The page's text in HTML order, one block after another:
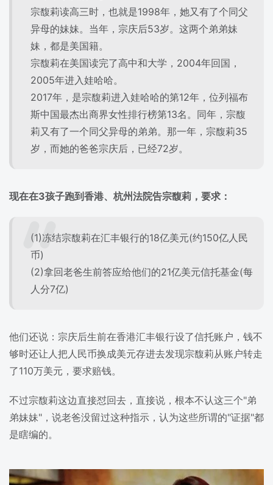
宗馥莉读高三时，也就是1998年，她又有了个同父
异母的妹妹。当年，宗庆后53岁。这两个弟弟妹
妹，都是美国籍。
宗馥莉在美国读完了高中和大学，2004年回国，
2005年进入娃哈哈。
2017年，是宗馥莉进入娃哈哈的第12年，位列福布
斯中国最杰出商界女性排行榜第13名。同年，宗馥
莉又有了一个同父异母的弟弟。那一年，宗馥莉35
岁，而她的爸爸宗庆后，已经72岁。
现在在3孩子跑到香港、杭州法院告宗馥莉，要求：
(1)冻结宗馥莉在汇丰银行的18亿美元(约150亿人民
币)
(2)拿回老爸生前答应给他们的21亿美元信托基金(每
人分7亿)
他们还说：宗庆后生前在香港汇丰银行设了信托账户，钱不
够时还让人把人民币换成美元存进去发现宗馥莉从账户转走
了110万美元，要求赔钱。
不过宗馥莉这边直接怼回去，直接说，根本不认这三个"弟
弟妹妹"，说老爸没留过这种指示，认为这些所谓的"证据"都
是瞎编的。